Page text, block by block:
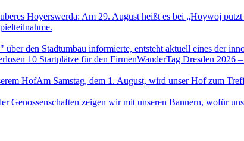
Hoyerswerda: Am 29. August heißt es bei „Hoywoj
den Stadtumbau informierte, entsteht aktuell eines der
10 Startplätze für den FirmenWanderTag Dresden 2026
HofAm Samstag, dem 1. August, wird unser Hof zum
Genossenschaften zeigen wir mit unseren Bannern, wofür